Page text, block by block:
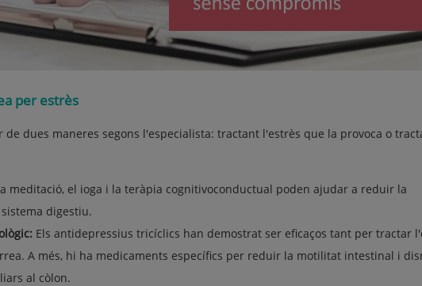
per estrès
de dues maneres segons l'especialista: tractant l'estrès que la provoca o
meditació, el ioga i la teràpia cognitivoconductual poden ajudar a reduir la
digestiu.
Els antidepressius tricíclics han demostrat ser eficaços tant per tractar
A més, hi ha medicaments específics per reduir la motilitat intestinal i
al còlon.